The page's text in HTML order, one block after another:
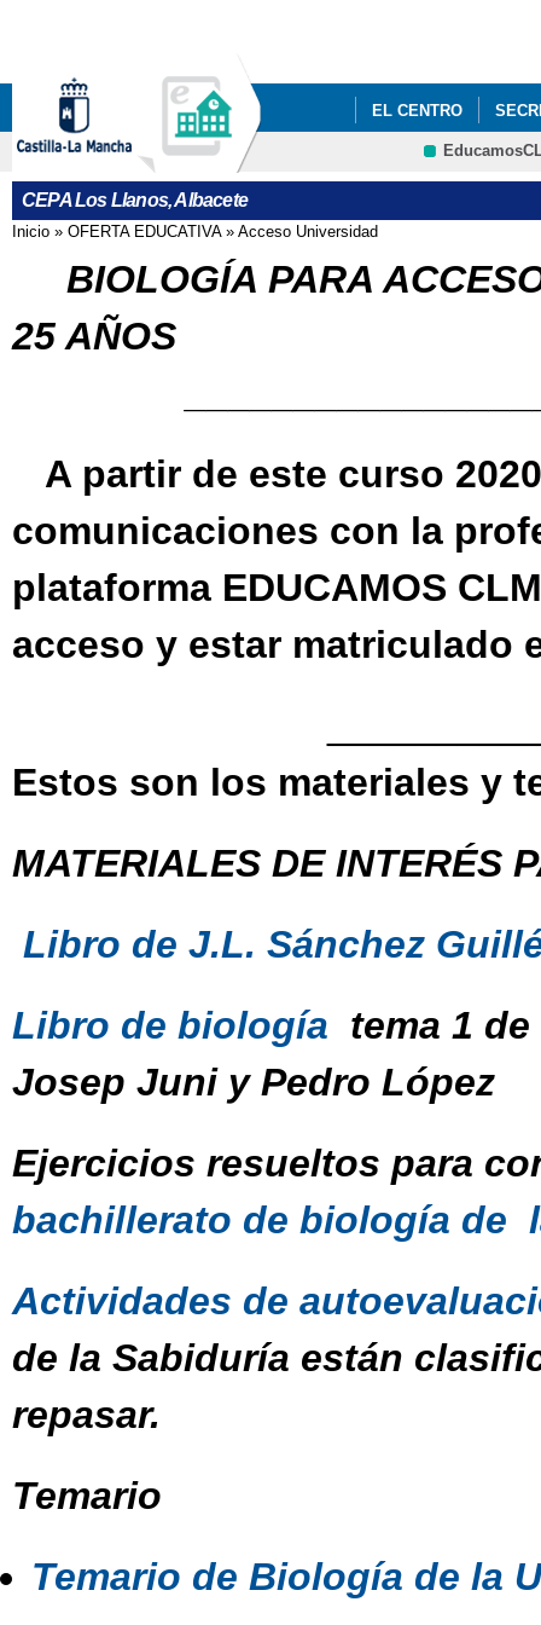
EL CENTRO
USUARIOS
CEPA Los Llanos, Albacete
Se encuentra usted aquí
Inicio » OFERTA EDUCATIVA» Acceso Universidad
BIOLOGÍA PARA
25 AÑOS
A partir de este curso
comunicaciones con la
plataforma EDUCAMOS
acceso y estar matriculado
Estos son los materiales y
MATERIALES DE INTERÉS
Libro de J.L. Sánchez
Libro de biología tema 1
Josep Juni y Pedro López
Ejercicios resueltos para
bachillerato de biología de
Actividades de
de la Sabiduría están
repasar.
Temario
Temario de Biología de la